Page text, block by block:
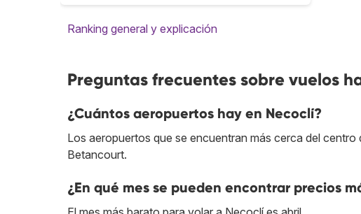
Ranking general y explicación
Preguntas frecuentes sobre vuelos
¿Cuántos aeropuertos hay en Necoclí?
Los aeropuertos que se encuentran más cerca del
Betancourt.
¿En qué mes se pueden encontrar precios